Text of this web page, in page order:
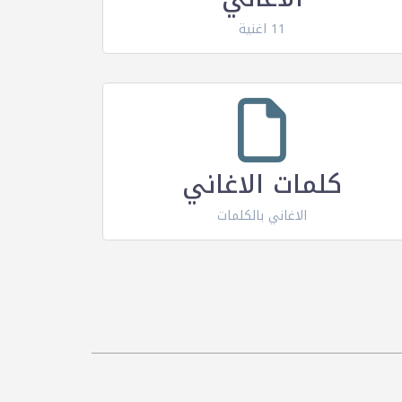
11 اغنية
كلمات الاغاني
الاغاني بالكلمات